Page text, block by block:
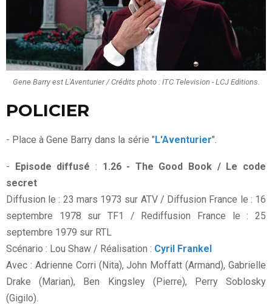
Gene Barry est L'Aventurier / Crédits photo : ITC Television - LCJ Editions.
POLICIER
- Place à Gene Barry dans la série "L'Aventurier".
- Episode diffusé : 1.26 - The Good Book / Le code
secret
Diffusion le : 23 mars 1973 sur ATV / Diffusion France le : 16
septembre 1978 sur TF1 / Rediffusion France le : 25
septembre 1979 sur RTL
Scénario : Lou Shaw / Réalisation : Cyril Frankel
Avec : Adrienne Corri (Nita), John Moffatt (Armand), Gabrielle
Drake (Marian), Ben Kingsley (Pierre), Perry Soblosky
(Gigilo).